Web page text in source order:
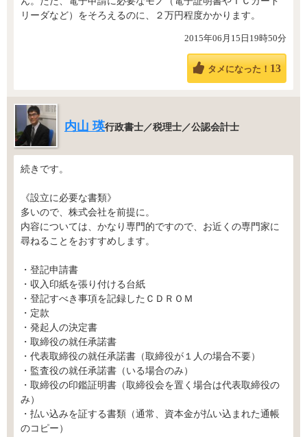
リーダなど）をそろえるのに、２万円程度かかります。
2015年06月15日19時50分
タメになった！ 13
内山 瑛行政書士／税理士／公認会計士
続きです。
《設立に必要な書類》
多いので、株式会社を前提に。
内容については、かなり専門的ですので、お近くの専門家に
尋ねることをおすすめします。
・登記申請書
・収入印紙を張り付ける台紙
・登記すべき事項を記録したＣＤＲＯＭ
・定款
・発起人の決定書
・取締役の就任承諾書
・代表取締役の就任承諾書（取締役が１人の場合不要）
・監査役の就任承諾書（いる場合のみ）
・取締役の印鑑証明書（取締役会を置く場合は代表取締役の
み）
・払い込みを証する書類（通常、資本金が払い込まれた通帳
のコピー）